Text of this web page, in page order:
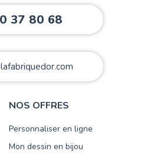
37 80 68
NOS OFFRES
Personnaliser en ligne
Mon dessin en bijou